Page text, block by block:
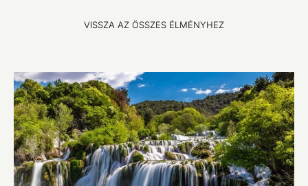
VISSZA AZ ÖSSZES ÉLMÉNYHEZ